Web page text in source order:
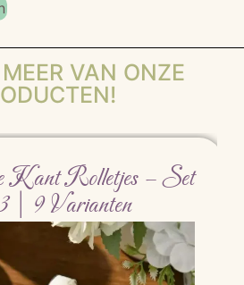
VAN ONZE
Rolletjes – Set
| 9 Varianten